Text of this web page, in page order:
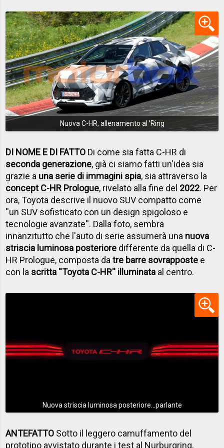
Nuova C-HR, allenamento al 'Ring
DI NOME E DI FATTO Di come sia fatta C-HR di
seconda generazione, già ci siamo fatti un'idea sia
grazie a una serie di immagini spia, sia attraverso la
concept C-HR Prologue, rivelato alla fine del 2022. Per
ora, Toyota descrive il nuovo SUV compatto come
''un SUV sofisticato con un design spigoloso e
tecnologie avanzate''. Dalla foto, sembra
innanzitutto che l'auto di serie assumerà una nuova
striscia luminosa posteriore differente da quella di C-
HR Prologue, composta datre barre sovrapposte e
con la scritta ''Toyota C-HR'' illuminata al centro.
Nuova striscia luminosa posteriore...parlante
ANTEFATTO Sotto il leggero camuffamento del
prototipo avvistato durante i test al Nurburgring,